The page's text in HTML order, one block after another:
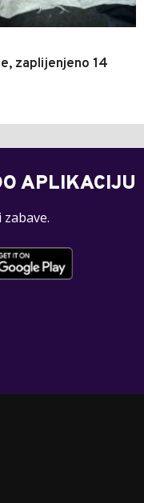
zaplijenjeno 14
APLIKACIJU